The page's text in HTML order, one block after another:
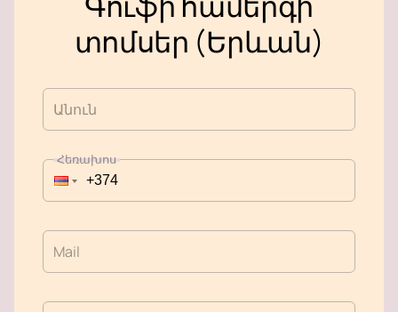
տոմսեր (Երևան)
Անուն
Հեռախոս
Mail